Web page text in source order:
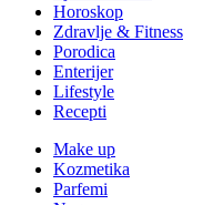
Horoskop
Zdravlje & Fitness
Porodica
Enterijer
Lifestyle
Recepti
Make up
Kozmetika
Parfemi